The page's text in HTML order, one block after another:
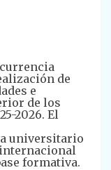
de
e
de los
2026. El
universitario
formativa.